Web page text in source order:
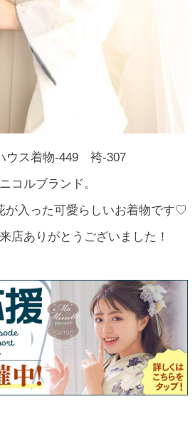
ウス着物-449 袴-307
コルブランド。
が入った可愛らしいお着物です♡
店ありがとうございました！